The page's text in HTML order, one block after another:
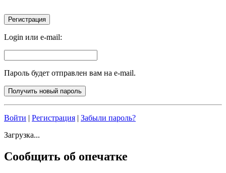
Login или e-mail:
Пароль будет отправлен вам на e-mail.
Войти | Регистрация | Забыли пароль?
Загрузка...
Сообщить об опечатке